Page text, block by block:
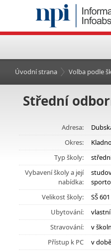
Úvodní strana Volba podle
Střední
Adresa:
Okres:
Typ školy:
Vybavení školy a její
nabídka:
Velikost školy:
SŠ
Ubytování:
Stravování:
v
Přístup k PC
v